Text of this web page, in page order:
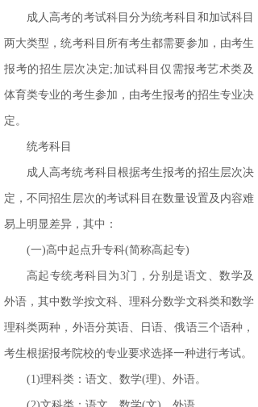
成人高考的考试科目分为统考科目和加试科目
两大类型，统考科目所有考生都需要参加，由考生
报考的招生层次决定;加试科目仅需报考艺术类及
体育类专业的考生参加，由考生报考的招生专业决
定。
统考科目
成人高考统考科目根据考生报考的招生层次决
定，不同招生层次的考试科目在数量设置及内容难
易上明显差异，其中：
(一)高中起点升专科(简称高起专)
高起专统考科目为3门，分别是语文、数学及
外语，其中数学按文科、理科分数学文科类和数学
理科类两种，外语分英语、日语、俄语三个语种，
考生根据报考院校的专业要求选择一种进行考试。
(1)理科类：语文、数学(理)、外语。